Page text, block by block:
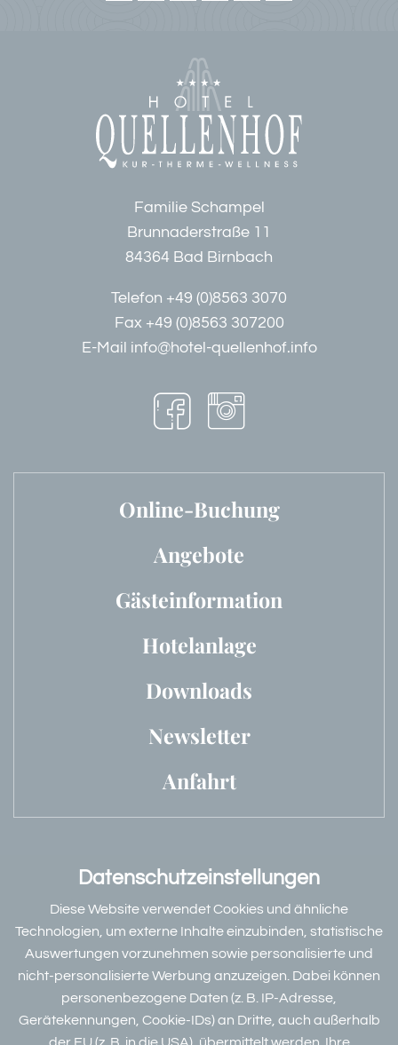
Datenschutzeinstellungen
Diese Website verwendet Cookies und ähnliche
Technologien, um externe Inhalte einzubinden, statistische
Auswertungen vorzunehmen sowie personalisierte und
nicht-personalisierte Werbung anzuzeigen. Dabei können
personenbezogene Daten (z. B. IP-Adresse,
Gerätekennungen, Cookie-IDs) an Dritte, auch außerhalb
Familie Schampel
Brunnaderstraße 11
84364 Bad Birnbach
Telefon +49 (0)8563 3070
Fax +49 (0)8563 307200
E-Mail info@hotel-quellenhof.info
Online-Buchung
Angebote
Gästeinformation
Hotelanlage
Downloads
Newsletter
Anfahrt
Bewertungen & Partner
Datenschutz
Dieser Inhalt ist nur sichtbar wenn Sie Cookies von
"DEHOGA Deutsche Hotelklassifizierung GmbH"